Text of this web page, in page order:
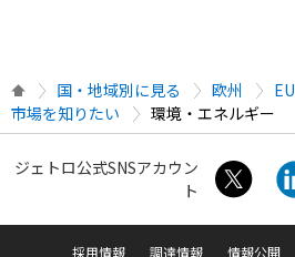
国・地域別に見る 欧州 EU
市場を知りたい
環境・エネルギー
ジェトロ公式SNSアカウン
ト
採用情報 調達情報 情報公開